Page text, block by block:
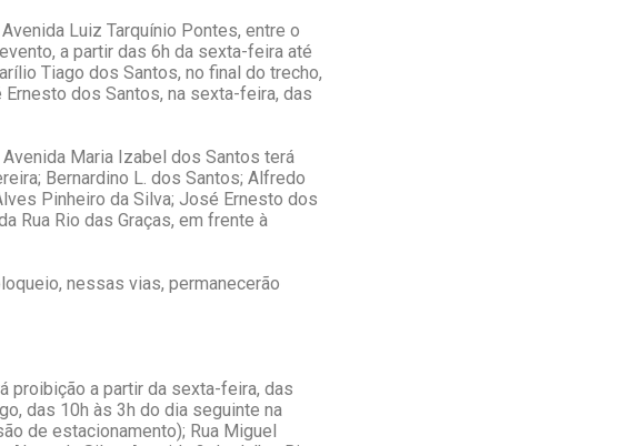
Luiz Tarquínio Pontes, entre o
a partir das 6h da sexta-feira até
Tiago dos Santos, no final do trecho,
dos Santos, na sexta-feira, das
Maria Izabel dos Santos terá
Bernardino L. dos Santos; Alfredo
Pinheiro da Silva; José Ernesto dos
Rua Rio das Graças, em frente à
nessas vias, permanecerão
proibição a partir da sexta-feira, das
das 10h às 3h do dia seguinte na
de estacionamento); Rua Miguel